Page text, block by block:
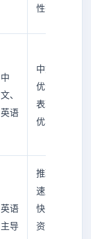
性强
中
文、
英语
中文
优化
表现
优异
英语
主导
推理
速度
快，
资源